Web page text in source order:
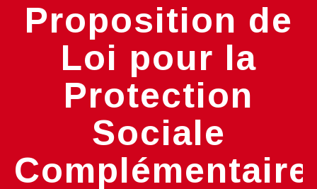
Proposition de
Loi pour la
Protection
Sociale
Complémentaire